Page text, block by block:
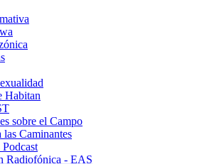
Habitan
sobre el Campo
las Caminantes
Radiofónica - EAS